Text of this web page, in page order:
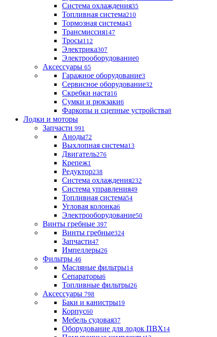
Система охлаждения35
Топливная система210
Тормозная система43
Трансмиссия147
Тросы112
Электрика307
Электрооборудование0
Аксессуары 65
Гаражное оборудование3
Сервисное оборудование32
Скребки наста16
Сумки и рюкзаки6
Фаркопы и сцепные устройства8
Лодки и моторы
Запчасти 991
Аноды72
Выхлопная система13
Двигатель276
Крепеж1
Редуктор238
Система охлаждения232
Система управления49
Топливная система54
Угловая колонка6
Электрооборудование50
Винты гребные 397
Винты гребные324
Запчасти47
Импеллеры26
Фильтры 46
Масляные фильтры14
Сепараторы6
Топливные фильтры26
Аксессуары 798
Баки и канистры19
Корпус60
Мебель судовая37
Оборудование для лодок ПВХ14